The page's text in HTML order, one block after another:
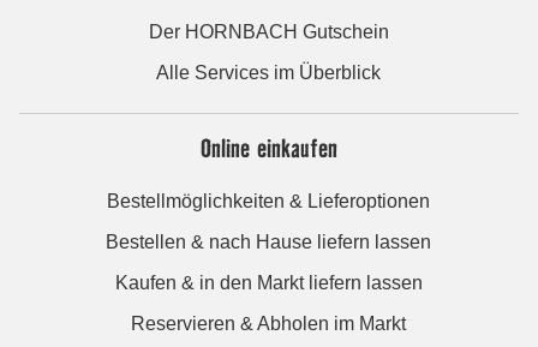
Der HORNBACH Gutschein
Alle Services im Überblick
Online einkaufen
Bestellmöglichkeiten & Lieferoptionen
Bestellen & nach Hause liefern lassen
Kaufen & in den Markt liefern lassen
Reservieren & Abholen im Markt